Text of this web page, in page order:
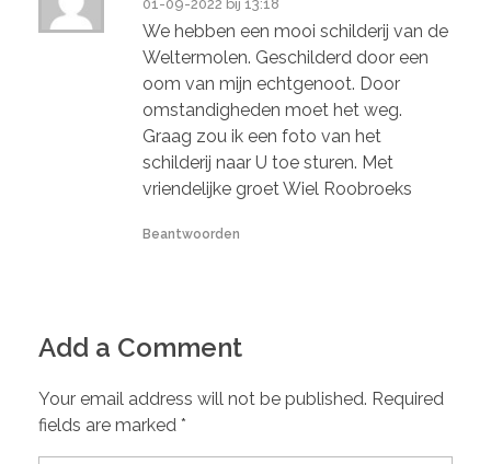
01-09-2022 bij 13:18
We hebben een mooi schilderij van de
Weltermolen. Geschilderd door een
oom van mijn echtgenoot. Door
omstandigheden moet het weg.
Graag zou ik een foto van het
schilderij naar U toe sturen. Met
vriendelijke groet Wiel Roobroeks
Beantwoorden
Add a Comment
Your email address will not be published. Required
fields are marked *